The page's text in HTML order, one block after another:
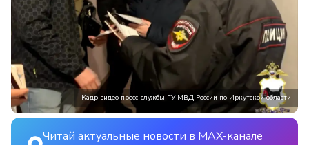
Кадр видео пресс-службы ГУ МВД России по Иркутской области
Читай актуальные новости в MAX-канале